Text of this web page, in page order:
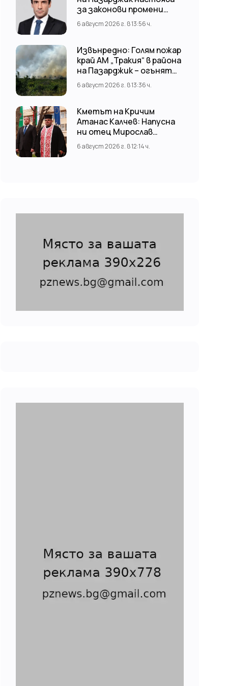
за законови промени
срещу риска от
наводнения
6 август 2026 г. в 13:56 ч.
Извънредно: Голям пожар
край АМ „Тракия“ в района
на Пазарджик – огънят
обхвана и лозови масиви
6 август 2026 г. в 13:36 ч.
Кметът на Кричим
Атанас Калчев: Напусна
ни отец Мирослав
Коларов
6 август 2026 г. в 12:14 ч.